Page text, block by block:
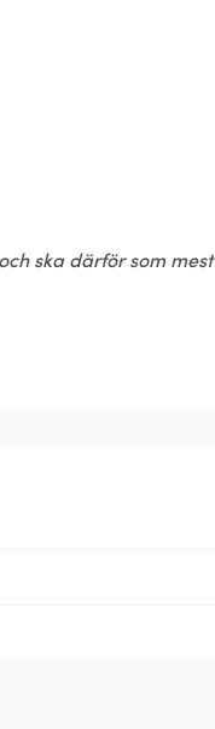
ska därför som mest